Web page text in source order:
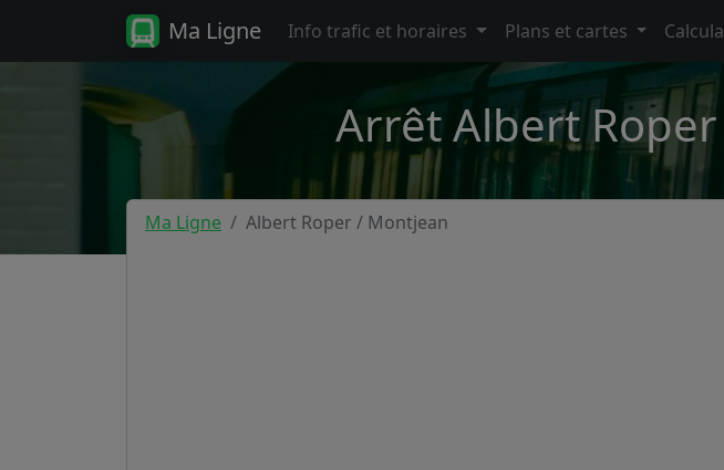
Ma Ligne Info trafic et horaires Plans et cartes
Arrêt Albert
Ma Ligne Albert Roper / Montjean